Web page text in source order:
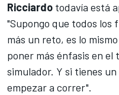
Ricciardo todavía está
"Supongo que todos los
más un reto, es lo
poner más énfasis en el
simulador. Y si tienes
empezar a correr".